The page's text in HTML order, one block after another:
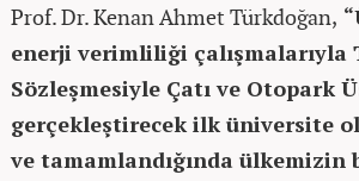
Prof. Dr. Kenan Ahmet Türkdoğan,
enerji verimliliği çalışmalarıyla
Sözleşmesiyle Çatı ve Otopark
gerçekleştirecek ilk üniversite
ve tamamlandığında